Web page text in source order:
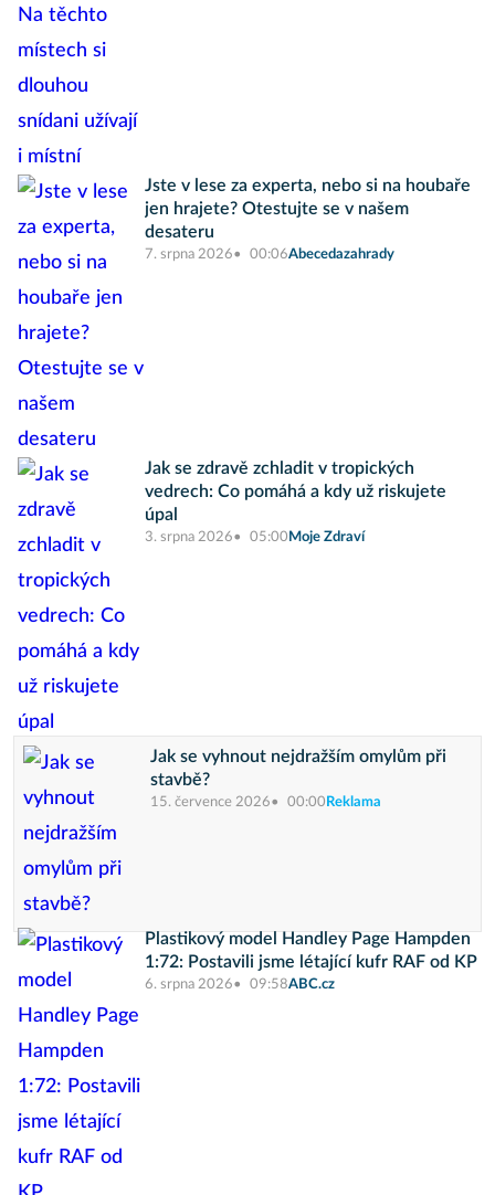
Jste v lese za experta, nebo si na houbaře
jen hrajete? Otestujte se v našem
desateru
7. srpna 2026 00:06Abecedazahrady
Jak se zdravě zchladit v tropických
vedrech: Co pomáhá a kdy už riskujete
úpal
3. srpna 2026 05:00 Moje Zdraví
Jak se vyhnout nejdražším omylům při
stavbě?
15. července 2026 00:00 Reklama
Plastikový model Handley Page Hampden
1:72: Postavili jsme létající kufr RAF od KP
6. srpna 2026 09:58ABC.cz